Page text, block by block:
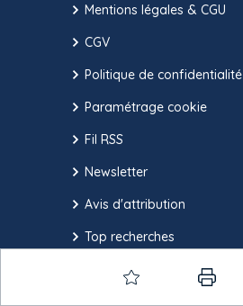
Mentions légales & CGU
CGV
Politique de confidentialité
Paramétrage cookie
Fil RSS
Newsletter
Avis d'attribution
Top recherches